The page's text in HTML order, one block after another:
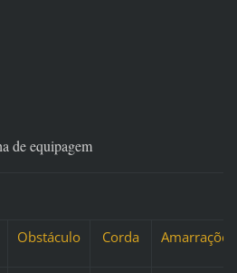
de equipagem
Obstáculo Corda Amarrações